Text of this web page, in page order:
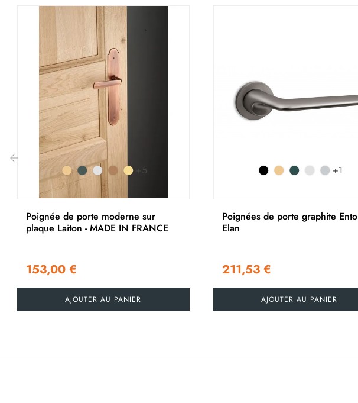
+5
Poignée de porte moderne sur
plaque Laiton - MADE IN FRANCE
153,00 €
AJOUTER AU PANIER
+1
Poignées de porte graphite Ento
Elan
211,53 €
AJOUTER AU PANIER